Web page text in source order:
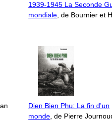
1939-1945 La Seconde
mondiale, de Bournier et
Dien Bien Phu: La fin d'un
monde, de Pierre